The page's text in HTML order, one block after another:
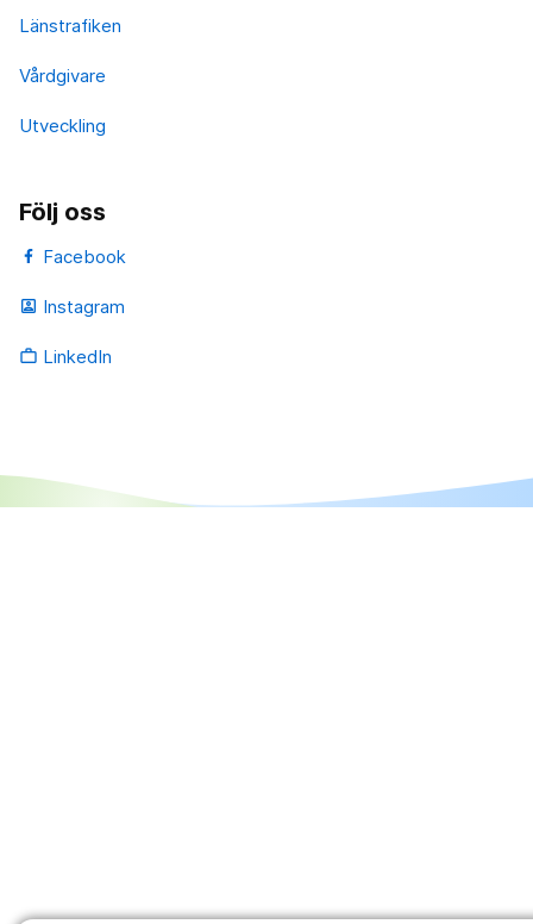
Länstrafiken
Vårdgivare
Utveckling
Följ oss
Facebook
portrait Instagram
work_outline LinkedIn